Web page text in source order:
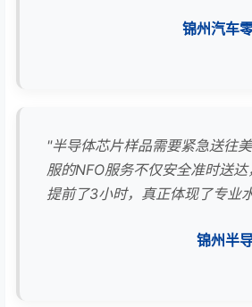
锦州汽车
"半导体芯片样品需要紧急送往
服的NFO服务不仅安全准时送
提前了3小时，真正体现了专业
锦州半